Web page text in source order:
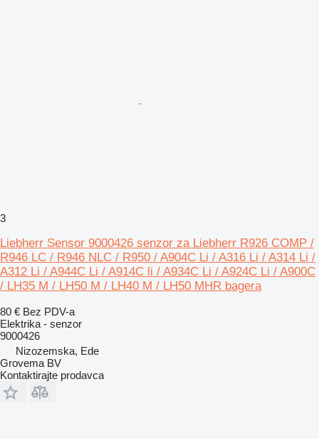
3
Liebherr Sensor 9000426 senzor za Liebherr R926 COMP /
R946 LC / R946 NLC / R950 / A904C Li / A316 Li / A314 Li /
A312 Li / A944C Li / A914C li / A934C Li / A924C Li / A900C
/ LH35 M / LH50 M / LH40 M / LH50 MHR bagera
80 € Bez PDV-a
Elektrika - senzor
9000426
Nizozemska, Ede
Grovema BV
Kontaktirajte prodavca